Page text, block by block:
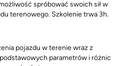
spróbować swoich sił w
terenowego. Szkolenie trwa 3h.
pojazdu w terenie wraz z
parametrów i różnic